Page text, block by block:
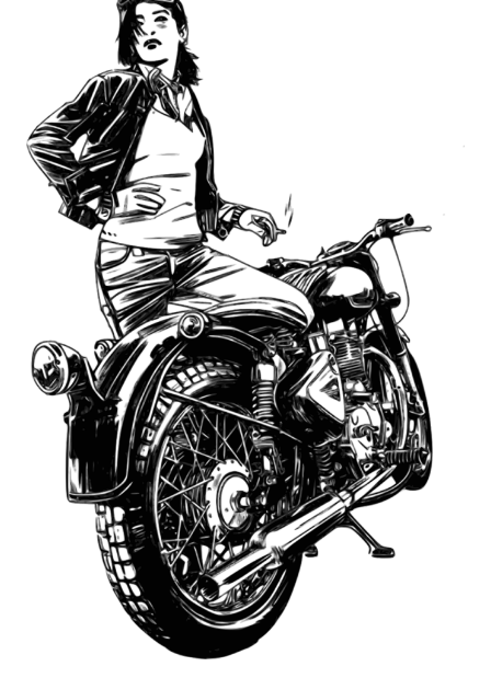
THEN.